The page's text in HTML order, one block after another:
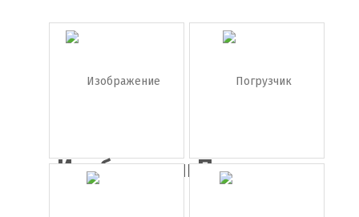
Изображение
погру...
Погрузчик